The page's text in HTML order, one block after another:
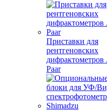
Приставки для
рентгеновских
дифрактометров
Paar